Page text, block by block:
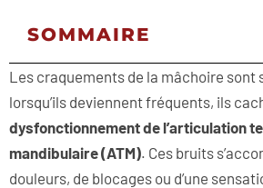
SOMMAIRE
Les craquements de la mâchoire sont
lorsqu’ils deviennent fréquents, ils
dysfonctionnement de l’articulation
mandibulaire (ATM). Ces bruits
douleurs, de blocages ou d’une